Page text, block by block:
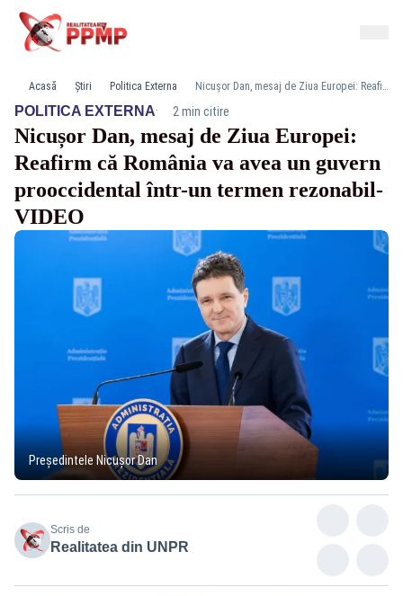
Acasă Știri Politica Externa Nicușor Dan, mesaj de Ziua Europei: Reafirm că România va avea un guvern prooccidental într-un termen rezonabil- VIDEO
POLITICA EXTERNA· 2 min citire
Nicușor Dan, mesaj de Ziua Europei:
Reafirm că România va avea un guvern
prooccidental într-un termen rezonabil-
VIDEO
Președintele Nicușor Dan
Scris de
Realitatea din UNPR